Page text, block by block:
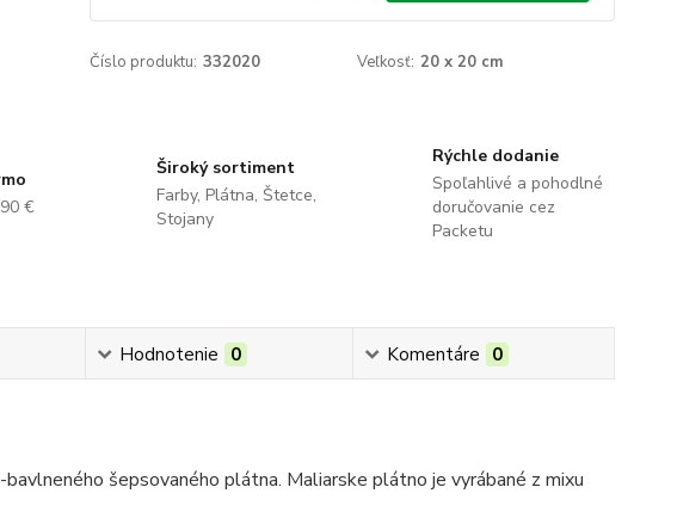
Číslo produktu: 332020 Veľkosť: 20 x 20 cm
€
Široký sortiment
Farby, Plátna, Štetce,
Stojany
Rýchle dodanie
Spoľahlivé a pohodlné
doručovanie cez
Packetu
Hodnotenie 0 Komentáre 0
šepsovaného plátna. Maliarske plátno je vyrábané z mixu